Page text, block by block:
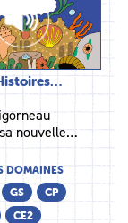
nouvelle…
DOMAINES
GS
CP
CE2